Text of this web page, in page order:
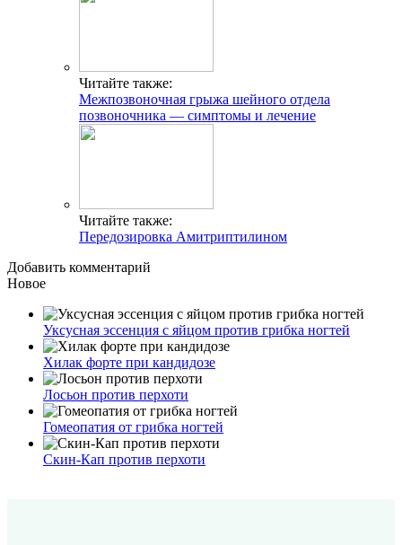
Читайте также:
Межпозвоночная грыжа шейного отдела
позвоночника — симптомы и лечение
Читайте также:
Передозировка Амитриптилином
Добавить комментарий
Новое
Уксусная эссенция с яйцом против грибка ногтей
Хилак форте при кандидозе
Лосьон против перхоти
Гомеопатия от грибка ногтей
Скин-Кап против перхоти